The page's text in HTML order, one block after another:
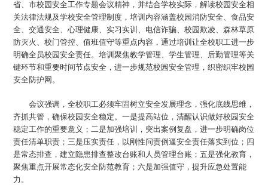
省、市校园安全工作专题会议精神，并结合学校实际，解读校园安全相
关法律法规及学校安全管理制度，培训内容涵盖校园消防安全、食品安
全、交通安全、心理健康、实习实训、电信诈骗、校园欺凌、森林草原
防灭火、校门管控、值班值守等重点内容，通过培训让全校职工进一步
明确全员校园安全责任。培训聚焦教学管理、学生管理、后勤管理等关
键环节和重要时间节点安全，进一步规范校园安全管理，织密织牢校园
安全防护网。
会议强调，全校职工必须牢固树立安全发展理念，强化底线思维，
齐抓共管，确保校园安全稳定。一是提高站位，清醒认识做好校园安全
稳定工作的重要意义；二是加强培训，突出案例复盘，进一步明确岗位
责任清单职责；三是压实责任，以刚性问责倒逼安全责任落实到位；四
是常态排查，建立隐患排查整改台账和人员管理台账；五是强化教育，
聚焦重点开展常态化安全防范教育；六是加强值守，提升应急处置能
力。